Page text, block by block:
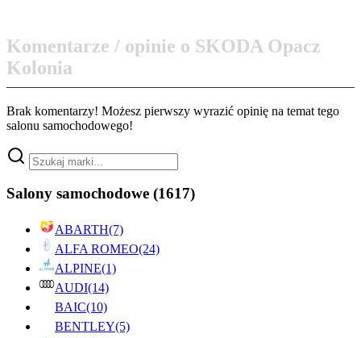
Komentarze / opinie o SKODA Opacz
Kolonia
Brak komentarzy! Możesz pierwszy wyrazić opinię na temat tego
salonu samochodowego!
Salony samochodowe (1617)
ABARTH(7)
ALFA ROMEO(24)
ALPINE(1)
AUDI(14)
BAIC(10)
BENTLEY(5)